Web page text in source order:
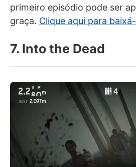
primeiro episódio pode ser
graça. Clique aqui para
7. Into the Dead